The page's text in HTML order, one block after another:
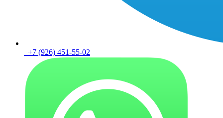
+7 (926) 451-55-02